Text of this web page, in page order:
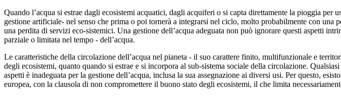
Quando l’acqua si estrae dagli ecosistemi acquatici, dagli acquiferi o si capta direttamente la pioggia
gestione artificiale- nel senso che prima o poi tornerà a integrarsi nel ciclo, molto probabilmente con
una perdita di servizi eco-sistemici. Una gestione dell’acqua adeguata non può ignorare questi aspetti
parziale o limitata nel tempo - dell’acqua.
Le caratteristiche della circolazione dell’acqua nel pianeta - il suo carattere finito, multifunzionale e
degli ecosistemi, quanto quando si estrae e si incorpora al sub-sistema sociale della circolazione.
aspetti è inadeguata per la gestione dell’acqua, inclusa la sua assegnazione ai diversi usi. Per questo,
europea, con la clausola di non compromettere il buono stato degli ecosistemi, il che limita